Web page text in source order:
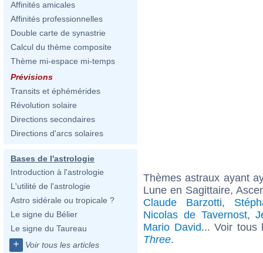
Affinités amicales
Affinités professionnelles
Double carte de synastrie
Calcul du thème composite
Thème mi-espace mi-temps
Prévisions
Transits et éphémérides
Révolution solaire
Directions secondaires
Directions d'arcs solaires
Bases de l'astrologie
Introduction à l'astrologie
L'utilité de l'astrologie
Astro sidérale ou tropicale ?
Le signe du Bélier
Le signe du Taureau
+ Voir tous les articles
Thèmes astraux ayant
Lune en Sagittaire,
Claude Barzotti,
Nicolas de Tavernost,
Mario David... Voir
Three.